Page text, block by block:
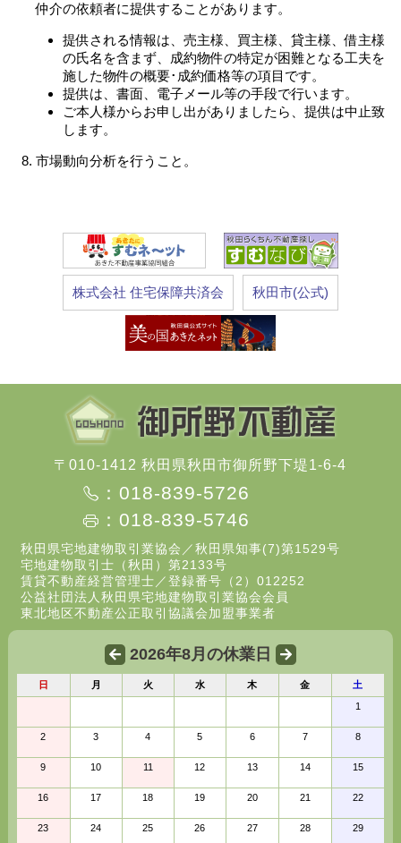
仲介の依頼者に提供することがあります。
提供される情報は、売主様、買主様、貸主様、借主様
の氏名を含まず、成約物件の特定が困難となる工夫を
施した物件の概要･成約価格等の項目です。
提供は、書面、電子メール等の手段で行います。
ご本人様からお申し出がありましたら、提供は中止致
します。
市場動向分析を行うこと。
株式会社 住宅保障共済会 秋田市(公式)
〒010-1412 秋田県秋田市御所野下堤1-6-4
：018-839-5726
：018-839-5746
秋田県宅地建物取引業協会／秋田県知事(7)第1529号
宅地建物取引士（秋田）第2133号
賃貸不動産経営管理士／登録番号（2）012252
公益社団法人秋田県宅地建物取引業協会会員
東北地区不動産公正取引協議会加盟事業者
2026年8月の休業日
日 月 火 水 木 金
土
1
2 3 4 5 6 7 8
9 10 11 12 13 14 15
16 17 18 19 20 21 22
23 24 25 26 27 28 29